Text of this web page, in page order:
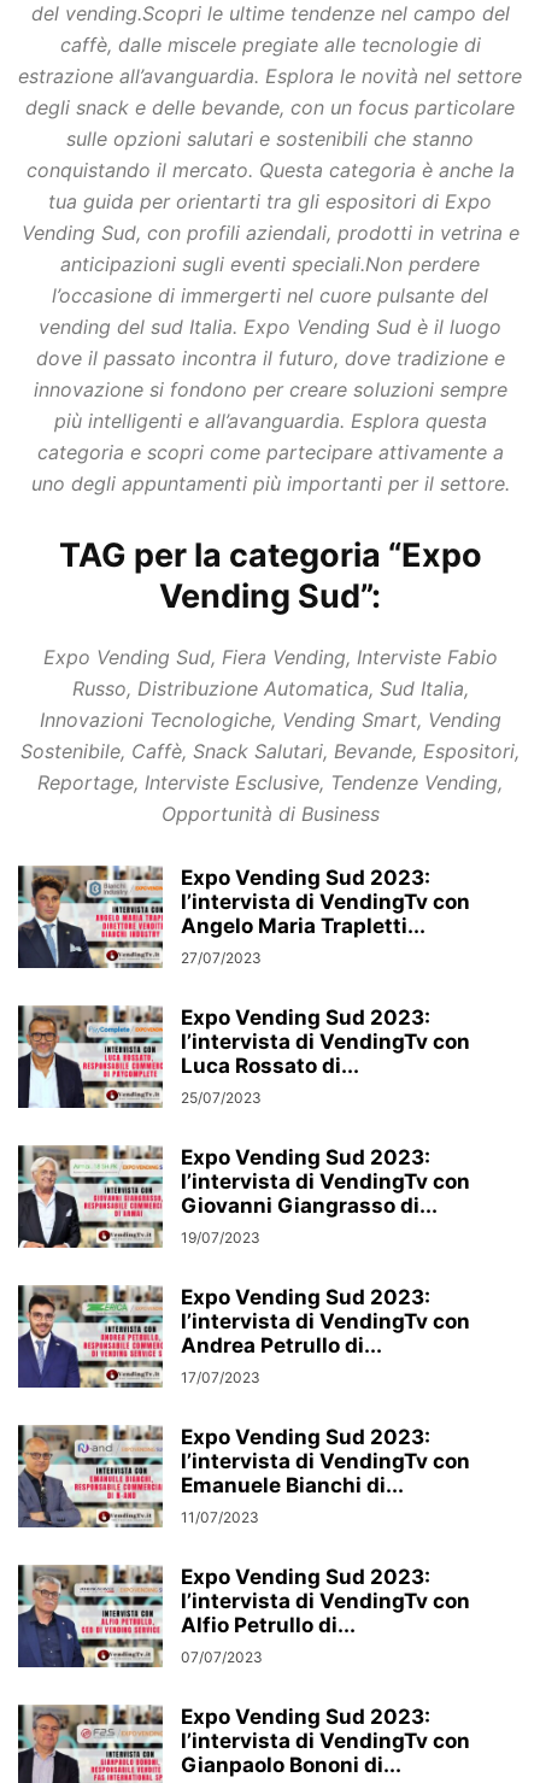
del vending.Scopri le ultime tendenze nel campo del
caffè, dalle miscele pregiate alle tecnologie di
estrazione all’avanguardia. Esplora le novità nel settore
degli snack e delle bevande, con un focus particolare
sulle opzioni salutari e sostenibili che stanno
conquistando il mercato. Questa categoria è anche la
tua guida per orientarti tra gli espositori di Expo
Vending Sud, con profili aziendali, prodotti in vetrina e
anticipazioni sugli eventi speciali.Non perdere
l’occasione di immergerti nel cuore pulsante del
vending del sud Italia. Expo Vending Sud è il luogo
dove il passato incontra il futuro, dove tradizione e
innovazione si fondono per creare soluzioni sempre
più intelligenti e all’avanguardia. Esplora questa
categoria e scopri come partecipare attivamente a
uno degli appuntamenti più importanti per il settore.
TAG per la categoria “Expo
Vending Sud”:
Expo Vending Sud, Fiera Vending, Interviste Fabio
Russo, Distribuzione Automatica, Sud Italia,
Innovazioni Tecnologiche, Vending Smart, Vending
Sostenibile, Caffè, Snack Salutari, Bevande, Espositori,
Reportage, Interviste Esclusive, Tendenze Vending,
Opportunità di Business
Expo Vending Sud 2023:
l’intervista di VendingTv con
Angelo Maria Trapletti...
27/07/2023
Expo Vending Sud 2023:
l’intervista di VendingTv con
Luca Rossato di...
25/07/2023
Expo Vending Sud 2023:
l’intervista di VendingTv con
Giovanni Giangrasso di...
19/07/2023
Expo Vending Sud 2023:
l’intervista di VendingTv con
Andrea Petrullo di...
17/07/2023
Expo Vending Sud 2023:
l’intervista di VendingTv con
Emanuele Bianchi di...
11/07/2023
Expo Vending Sud 2023:
l’intervista di VendingTv con
Alfio Petrullo di...
07/07/2023
Expo Vending Sud 2023:
l’intervista di VendingTv con
Gianpaolo Bononi di...